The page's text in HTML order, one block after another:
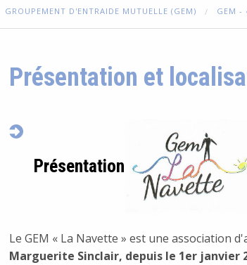
GROUPEMENT D'ENTRAIDE MUTUELLE (GEM) GEM -
Présentation et
Présentation
Le GEM « La Navette » est une association
Marguerite Sinclair, depuis le 1er janvier